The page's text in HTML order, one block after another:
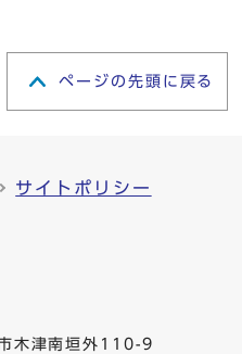
ページの先頭に戻る
サイトポリシー
木津南垣外110-9